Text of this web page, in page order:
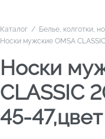
Каталог / Белье, колготки,
Носки мужские OMSA
Носки
CLASSIC
45-